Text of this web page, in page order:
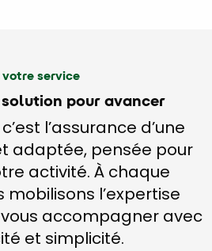
votre service
solution pour avancer
l’assurance d’une
adaptée, pensée pour
activité. À chaque
mobilisons l’expertise
accompagner avec
et simplicité.